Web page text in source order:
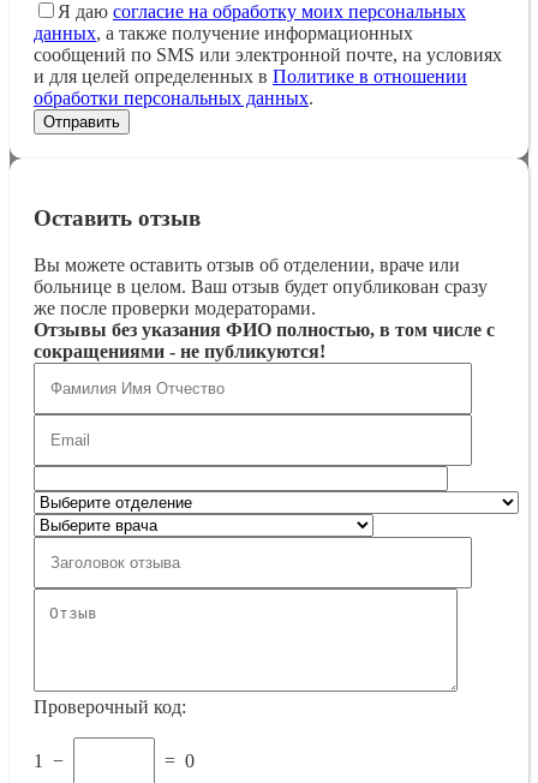
Я даю согласие на обработку моих персональных
данных, а также получение информационных
сообщений по SMS или электронной почте, на условиях
и для целей определенных в Политике в отношении
обработки персональных данных.
Оставить отзыв
Вы можете оставить отзыв об отделении, враче или
больнице в целом. Ваш отзыв будет опубликован сразу
же после проверки модераторами.
Отзывы без указания ФИО полностью, в том числе с
сокращениями - не публикуются!
Проверочный код:
1 − = 0